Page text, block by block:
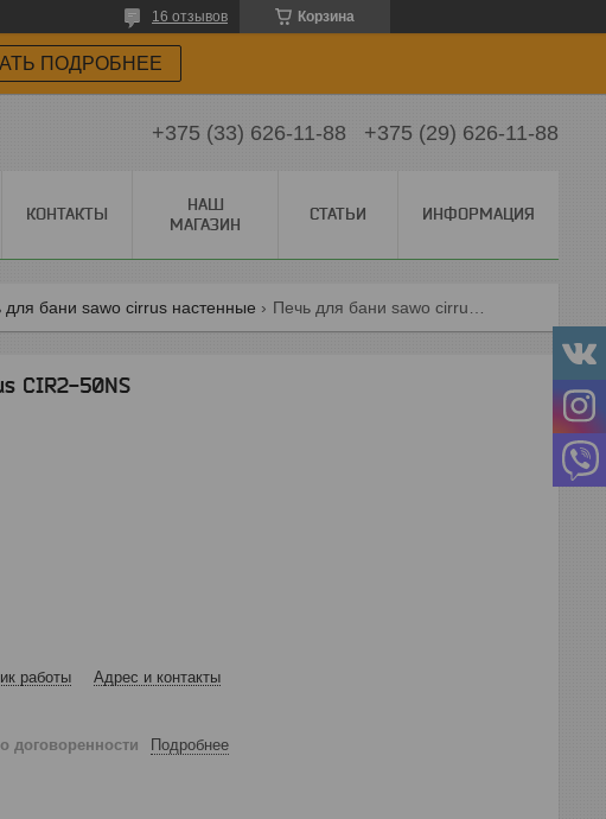
Корзина
16 отзывов
ПОДРОБНЕЕ
+375 (33) 626-11-88 +375 (29) 626-11-88
КОНТАКТЫ
НАШ
МАГАЗИН
СТАТЬИ ИНФОРМАЦИЯ
для бани sawo cirrus настенные
CIR2-50NS
работы Адрес и контакты
договоренности Подробнее